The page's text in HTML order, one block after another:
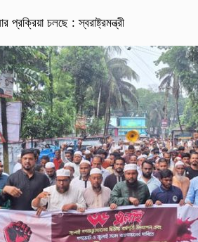
চলছে : স্বরাষ্ট্রমন্ত্রী